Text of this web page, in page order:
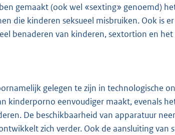
gemaakt (ook wel «sexting» genoemd)
die kinderen seksueel misbruiken. Ook is
benaderen van kinderen, sextortion en
gelegen te zijn in technologische
kinderporno eenvoudiger maakt, evenals
De beschikbaarheid van apparatuur
zich verder. Ook de aansluiting van